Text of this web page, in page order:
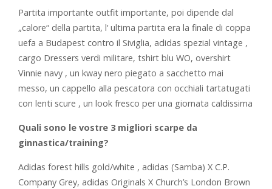
Partita importante outfit importante, poi dipende dal
„calore“ della partita, l‘ ultima partita era la finale di coppa
uefa a Budapest contro il Siviglia, adidas spezial vintage ,
cargo Dressers verdi militare, tshirt blu WO, overshirt
Vinnie navy , un kway nero piegato a sacchetto mai
messo, un cappello alla pescatora con occhiali tartatugati
con lenti scure , un look fresco per una giornata caldissima
Quali sono le vostre 3 migliori scarpe da
ginnastica/training?
Adidas forest hills gold/white , adidas (Samba) X C.P.
Company Grey, adidas Originals X Church’s London Brown